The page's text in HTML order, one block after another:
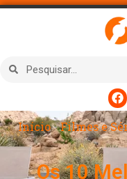
Início-Filmes e
Os 10